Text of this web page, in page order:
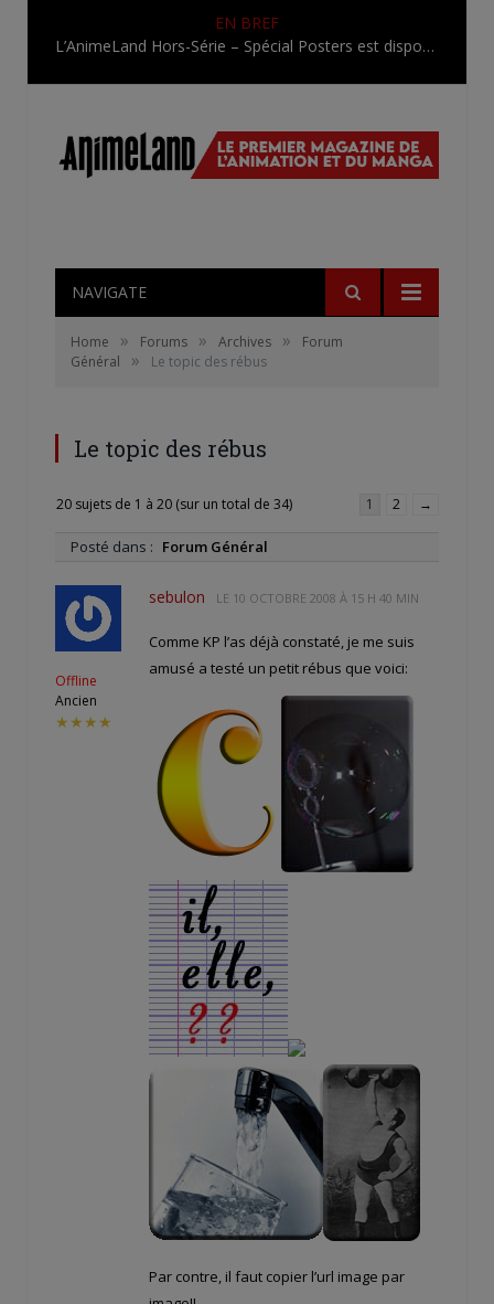
EN BREF
Une nouvelle série TV Digimon en préparation pour 2027
NAVIGATE
Home » Forums » Archives »
Forum
Général
» Le topic des rébus
Le topic des rébus
20 sujets de 1 à 20 (sur un total de 34) 1 2 →
Posté dans : Forum Général
Offline
Ancien
★★★★
sebulon LE 10 OCTOBRE 2008 À 15 H 40 MIN
Comme KP l’as déjà constaté, je me suis
amusé a testé un petit rébus que voici:
Par contre, il faut copier l’url image par